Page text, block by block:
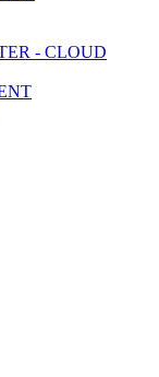
- CLOUD